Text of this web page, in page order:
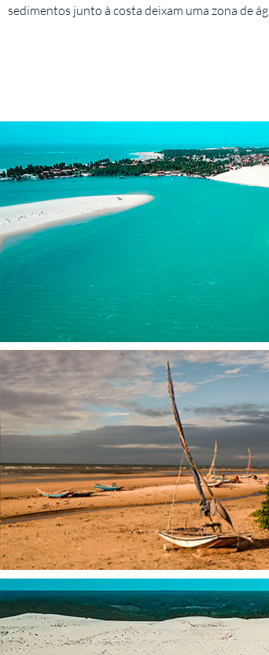
sedimentos junto à costa deixam uma zona de